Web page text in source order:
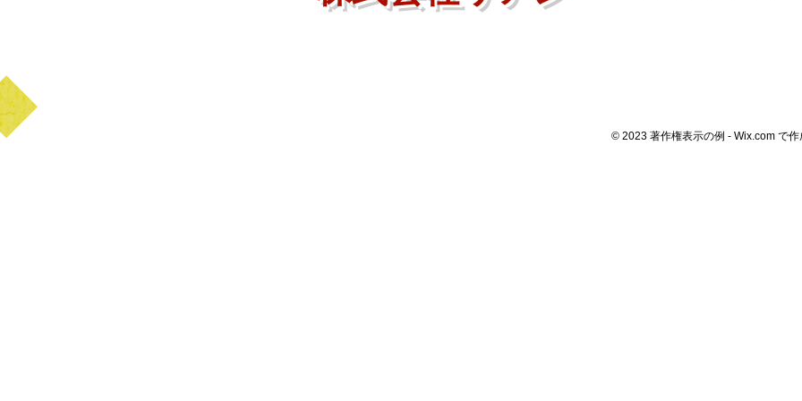
© 2023 著作権表示の例 - Wix.com で作